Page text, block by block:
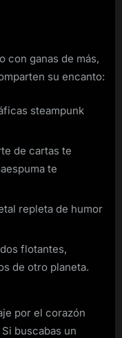
con ganas de más,
su encanto:
steampunk
de cartas te
te
repleta de humor
flotantes,
de otro planeta.
por el corazón
Si buscabas un